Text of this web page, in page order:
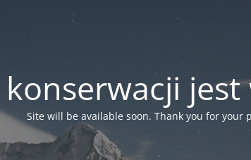
jest
Site will be available soon. Thank you for your